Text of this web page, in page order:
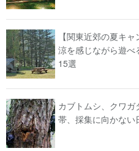
【関東近郊の夏キ
涼を感じながら遊べ
15選
カブトムシ、クワ
帯、採集に向かない